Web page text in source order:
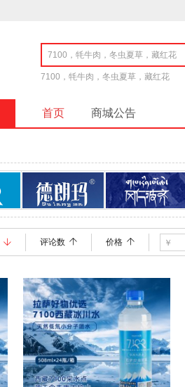
7100，牦牛肉，冬虫夏草，藏红花
首页 商城公告
德朗玛 冈仁波齐
评论数 价格